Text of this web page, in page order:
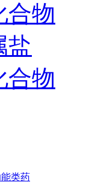
合物
盐
合物
类药